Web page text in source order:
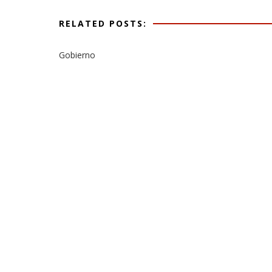
RELATED POSTS:
Gobierno